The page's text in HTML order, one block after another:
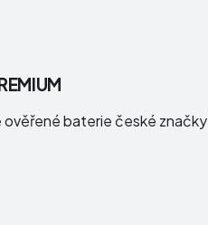
ověřené baterie české značky